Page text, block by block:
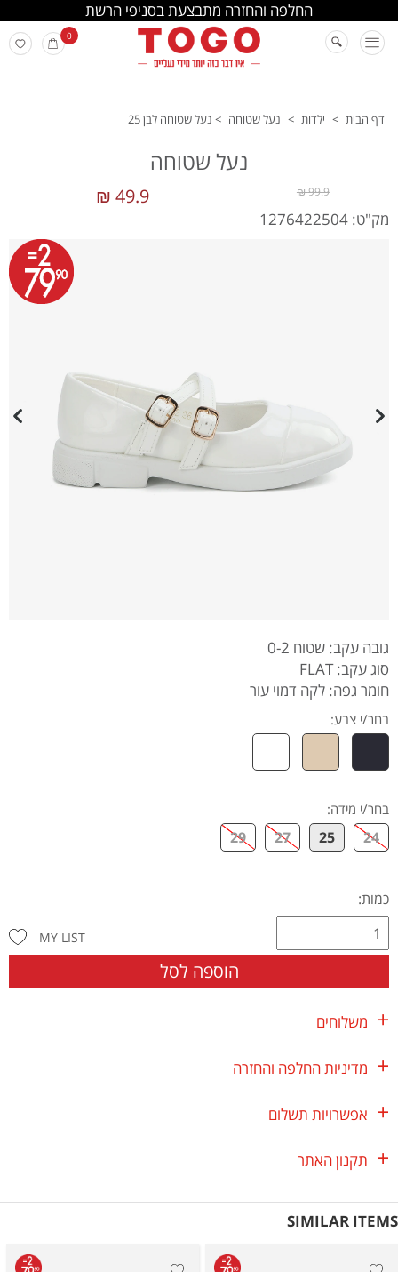
החלפה והחזרה מתבצעת בסניפי הרשת
0
דף הבית > ילדות > נעל שטוחה > נעל שטוחה לבן 25
נעל שטוחה
49.9 ₪ 99.9 ₪
מק"ט: 1276422504
גובה עקב: שטוח 0-2
סוג עקב: FLAT
חומר גפה: לקה דמוי עור
בחר/י צבע:
בחר/י מידה:
24
25
27
29
כמות:
הוספה לסל
MY LIST
משלוחים
מדיניות החלפה והחזרה
אפשרויות תשלום
תקנון האתר
SIMILAR ITEMS